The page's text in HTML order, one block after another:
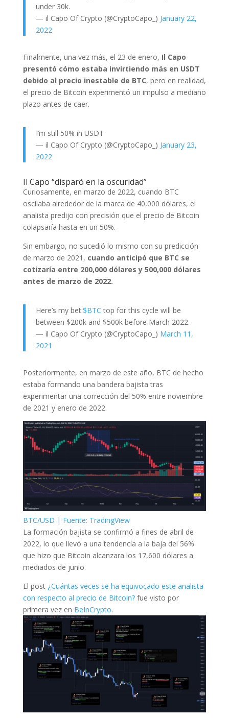
under 30k.
— il Capo Of Crypto (@CryptoCapo_) January 22,
2022
Finalmente, una vez más, el 23 de enero, Il Capo
presentó cómo estaba invirtiendo más en USDT
debido al precio inestable de BTC, pero en realidad,
el precio de Bitcoin experimentó un impulso a mediano
plazo antes de caer.
I’m still 50% in USDT
— il Capo Of Crypto (@CryptoCapo_) January 23,
2022
Il Capo “disparó en la oscuridad”
Curiosamente, en marzo de 2022, cuando BTC
oscilaba alrededor de la marca de 40,000 dólares, el
analista predijo con precisión que el precio de Bitcoin
colapsaría hasta en un 50%.
Sin embargo, no sucedió lo mismo con su predicción
de marzo de 2021, cuando anticipó que BTC se
cotizaría entre 200,000 dólares y 500,000 dólares
antes de marzo de 2022.
Here’s my bet:$BTC top for this cycle will be
between $200k and $500k before March 2022.
— il Capo Of Crypto (@CryptoCapo_) March 11,
2021
Posteriormente, en marzo de este año, BTC de hecho
estaba formando una bandera bajista tras
experimentar una corrección del 50% entre noviembre
de 2021 y enero de 2022.
BTC/USD | Fuente: TradingView
La formación bajista se confirmó a fines de abril de
2022, lo que llevó a una tendencia a la baja del 56%
que hizo que Bitcoin alcanzara los 17,600 dólares a
mediados de junio.
El post ¿Cuántas veces se ha equivocado este analista
con respecto al precio de Bitcoin?fue visto por
primera vez en BeInCrypto.